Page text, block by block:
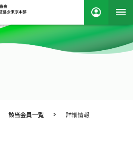
該当会員一覧 詳細情報